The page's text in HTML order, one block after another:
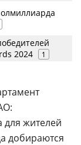
2024
1
для жителей
добираются